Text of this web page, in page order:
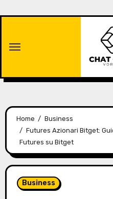
Home
Business
Futures Azionari Bitget:
Futures su Bitget
Business